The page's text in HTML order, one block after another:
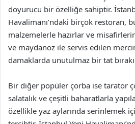
doyurucu bir özelliğe sahiptir.
Havalimanı’ndaki birçok restoran,
malzemelerle hazırlar ve
ve maydanoz ile servis edilen
damaklarda unutulmaz bir tat
Bir diğer popüler çorba ise tarator
salatalık ve çeşitli baharatlarla
özellikle yaz aylarında serinlemek